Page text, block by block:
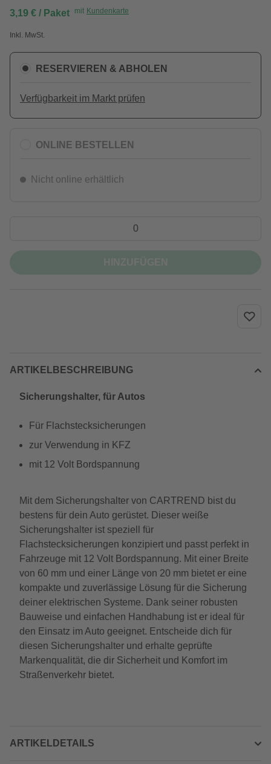
3,19 € / Paket mit Kundenkarte
Inkl. MwSt.
RESERVIEREN & ABHOLEN
Verfügbarkeit im Markt prüfen
ONLINE BESTELLEN
Nicht online erhältlich
ARTIKELBESCHREIBUNG
Sicherungshalter, für Autos
Für Flachstecksicherungen
zur Verwendung in KFZ
mit 12 Volt Bordspannung
Mit dem Sicherungshalter von CARTREND bist du
bestens für dein Auto gerüstet. Dieser weiße
Sicherungshalter ist speziell für
Flachstecksicherungen konzipiert und passt perfekt in
Fahrzeuge mit 12 Volt Bordspannung. Mit einer Breite
von 60 mm und einer Länge von 20 mm bietet er eine
kompakte und zuverlässige Lösung für die Sicherung
deiner elektrischen Systeme. Dank seiner robusten
Bauweise und einfachen Handhabung ist er ideal für
den Einsatz im Auto geeignet. Entscheide dich für
diesen Sicherungshalter und erhalte geprüfte
Markenqualität, die dir Sicherheit und Komfort im
Straßenverkehr bietet.
ARTIKELDETAILS